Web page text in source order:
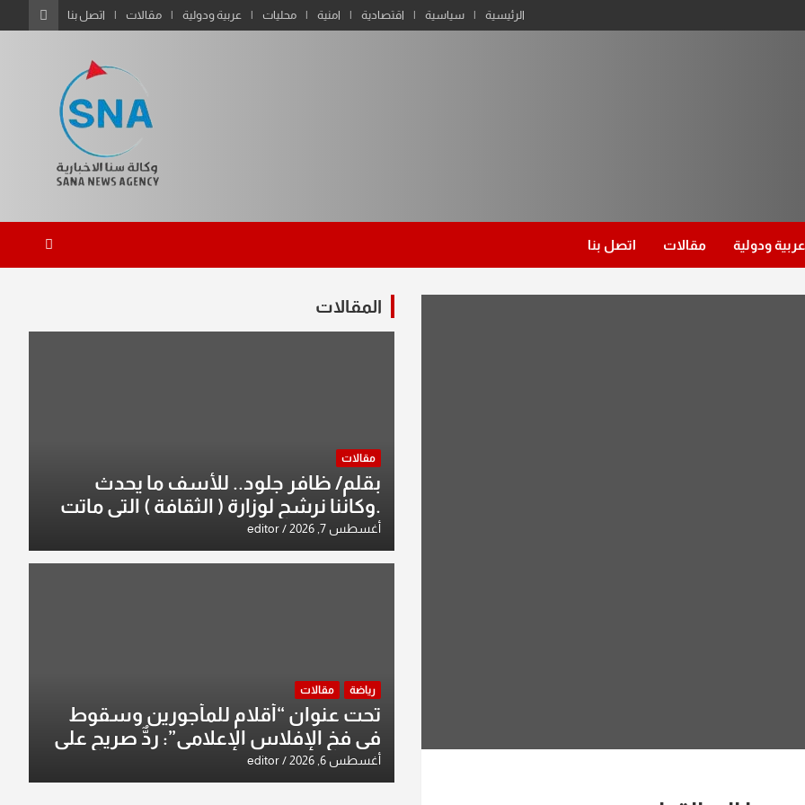
الرئيسية سياسية اقتصادية امنية محليات عربية ودولية مقالات اتصل بنا
عربية ودولية مقالات اتصل بنا
المقالات
مقالات
بقلم/ ظافر جلود.. للأسف ما يحدث
.وكاننا نرشح لوزارة ( الثقافة ) التي ماتت
من زمان وزير يمثلها من النخبة والإرث
العظيم للثقافة العراقية..
أغسطس 7, 2026 editor
رياضة مقالات
تحت عنوان “أقلام للمأجورين وسقوط
في فخ الإفلاس الإعلامي”: ردٌّ صريح على
افتراءات سمير الشكرجي
أغسطس 6, 2026 editor